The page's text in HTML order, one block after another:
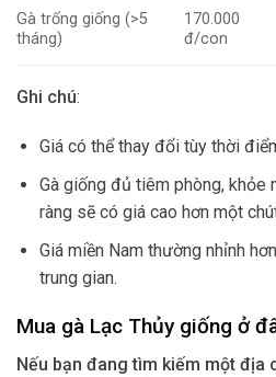
Gà trống giống (>5
tháng)
170.000
đ/con
Ghi chú:
Giá có thể thay đổi tùy thời
Gà giống đủ tiêm phòng, khỏe
ràng sẽ có giá cao hơn một
Giá miền Nam thường nhỉnh
trung gian.
Mua gà Lạc Thủy giống ở
Nếu bạn đang tìm kiếm một địa